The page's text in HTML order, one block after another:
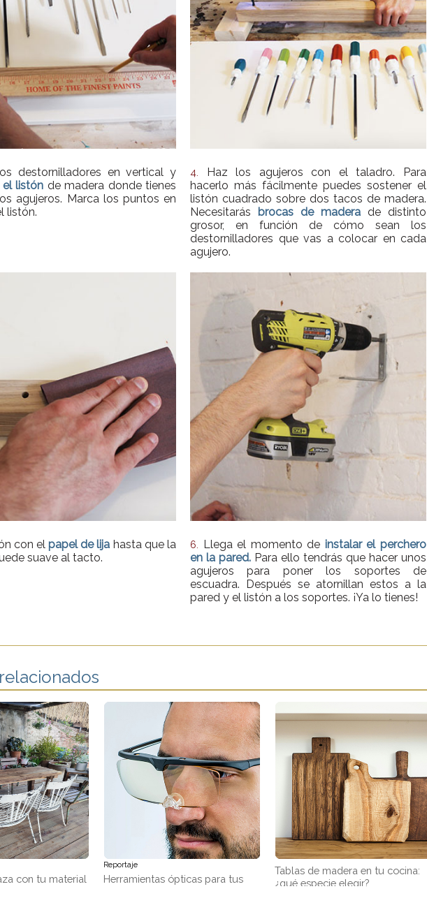
destornilladores en vertical y
listón de madera donde tienes
agujeros. Marca los puntos en
listón.
4. Haz los agujeros con el taladro. Para
hacerlo más fácilmente puedes sostener el
listón cuadrado sobre dos tacos de madera.
Necesitarás brocas de madera de distinto
grosor, en función de cómo sean los
destornilladores que vas a colocar en cada
agujero.
con elpapel de lija hasta que la
suave al tacto.
6. Llega el momento de instalar el perchero
en la pared. Para ello tendrás que hacer unos
agujeros para poner los soportes de
escuadra. Después se atornillan estos a la
pared y el listón a los soportes. ¡Ya lo tienes!
con tu material
Reportaje
Herramientas ópticas para tus
Tablas de madera en tu cocina:
¿qué especie elegir?